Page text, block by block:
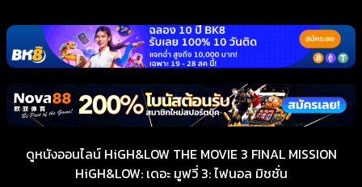
ดูหนังออนไลน์ HiGH&LOW THE MOVIE 3 FINAL MISSION
HiGH&LOW: เดอะ มูฟวี่ 3: ไฟนอล มิชชั่น